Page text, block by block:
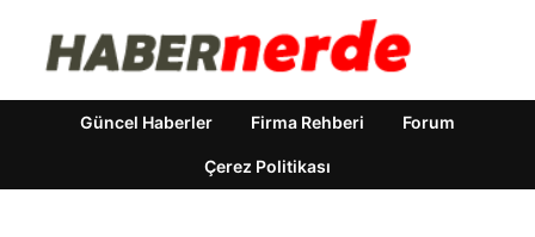
Güncel Haberler Firma Rehberi Forum
Çerez Politikası